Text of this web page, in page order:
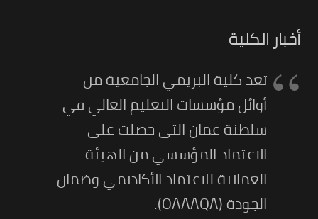
أخبار الكلية
تعد كلية البريمي الجامعية من
أوائل مؤسسات التعليم العالي في
سلطنة عمان التي حصلت على
الاعتماد المؤسسي من الهيئة
العمانية للاعتماد الأكاديمي وضمان
الجودة (OAAAQA).